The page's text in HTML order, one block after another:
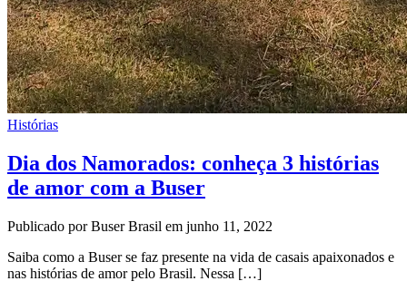
Histórias
Dia dos Namorados: conheça 3 histórias
de amor com a Buser
Publicado por Buser Brasil em junho 11, 2022
Saiba como a Buser se faz presente na vida de casais apaixonados e
nas histórias de amor pelo Brasil. Nessa […]